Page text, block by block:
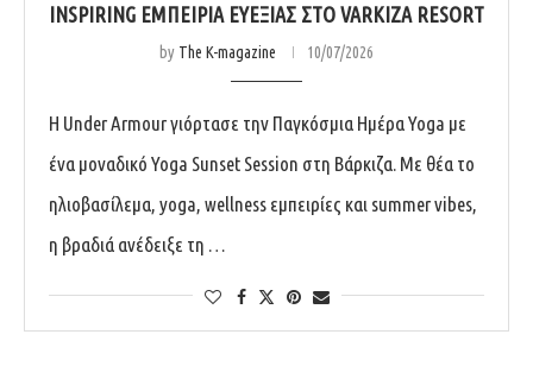
INSPIRING ΕΜΠΕΙΡΊΑ ΕΥΕΞΊΑΣ ΣΤΟ VARKIZA RESORT
by The K-magazine 10/07/2026
Η Under Armour γιόρτασε την Παγκόσμια Ημέρα Yoga με
ένα μοναδικό Yoga Sunset Session στη Βάρκιζα. Με θέα το
ηλιοβασίλεμα, yoga, wellness εμπειρίες και summer vibes,
η βραδιά ανέδειξε τη …